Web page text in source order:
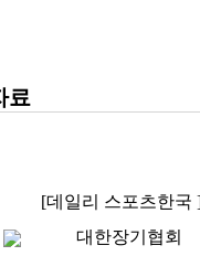
료
[데일리 스포츠한국
대한장기협회